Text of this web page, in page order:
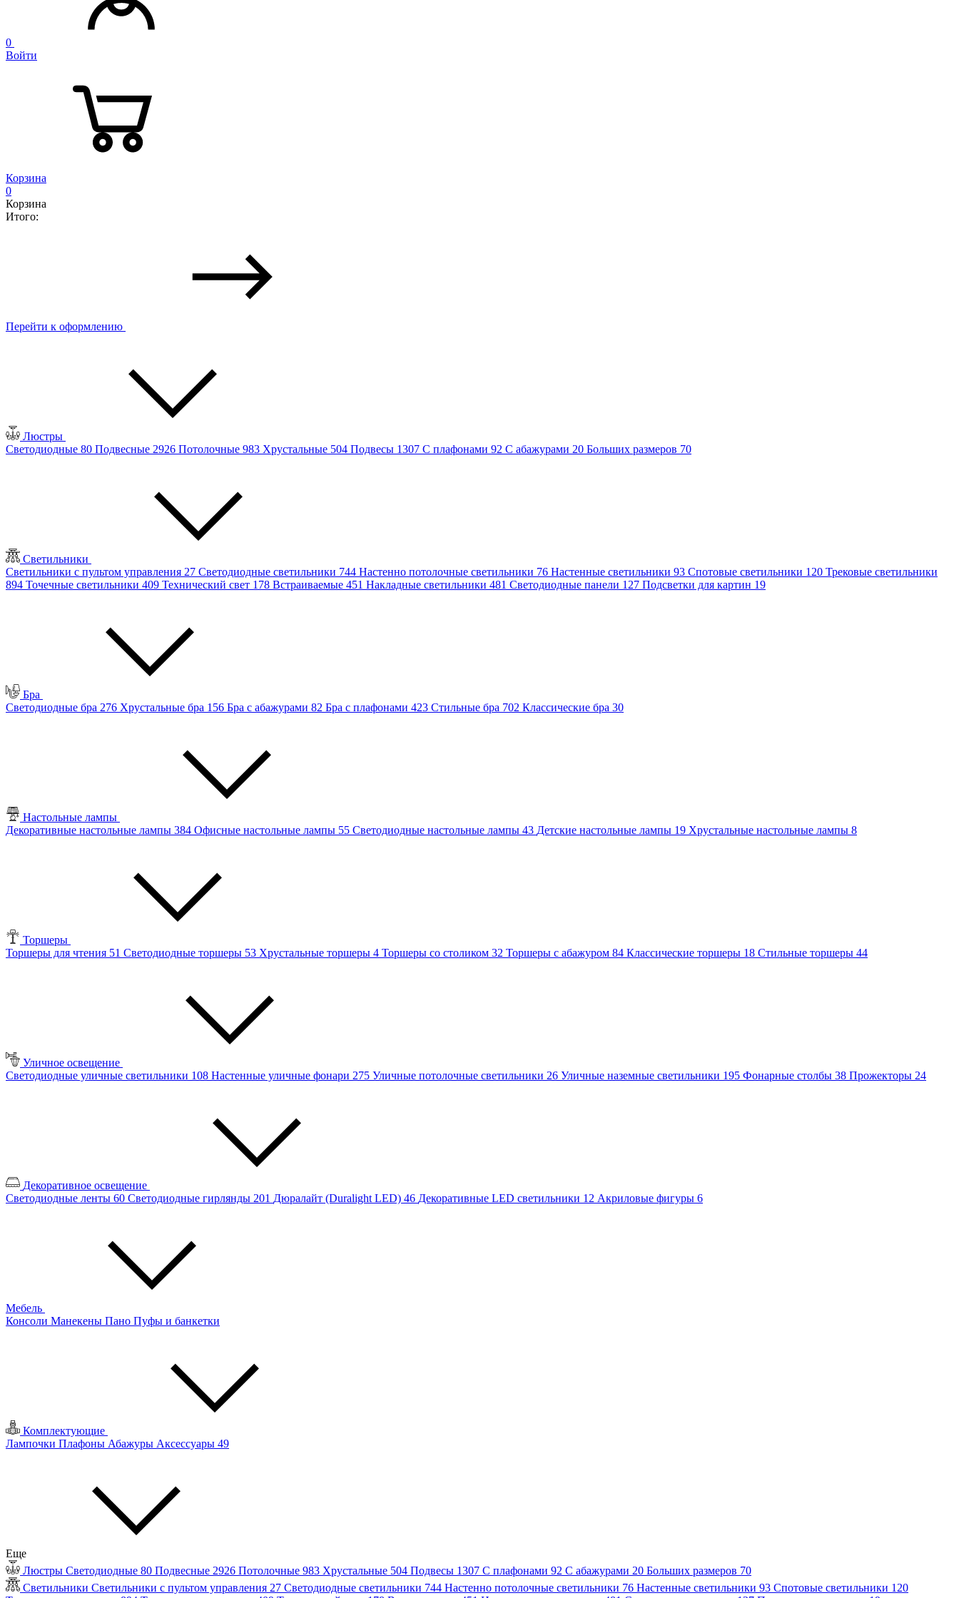
0
Войти
Корзина
0
Корзина
Итого:
Перейти к оформлению
Люстры
Светодиодные 80 Подвесные 2926 Потолочные 983 Хрустальные 504 Подвесы 1307 С плафонами 92 С абажурами 20 Больших размеров 70
Светильники
Светильники с пультом управления 27 Светодиодные светильники 744 Настенно потолочные светильники 76 Настенные светильники 93 Спотовые светильники 120 Трековые светильники
894 Точечные светильники 409 Технический свет 178 Встраиваемые 451 Накладные светильники 481 Светодиодные панели 127 Подсветки для картин 19
Бра
Светодиодные бра 276 Хрустальные бра 156 Бра с абажурами 82 Бра с плафонами 423 Стильные бра 702 Классические бра 30
Настольные лампы
Декоративные настольные лампы 384 Офисные настольные лампы 55 Светодиодные настольные лампы 43 Детские настольные лампы 19 Хрустальные настольные лампы 8
Торшеры
Торшеры для чтения 51 Светодиодные торшеры 53 Хрустальные торшеры 4 Торшеры со столиком 32 Торшеры с абажуром 84 Классические торшеры 18 Стильные торшеры 44
Уличное освещение
Светодиодные уличные светильники 108 Настенные уличные фонари 275 Уличные потолочные светильники 26 Уличные наземные светильники 195 Фонарные столбы 38 Прожекторы 24
Декоративное освещение
Светодиодные ленты 60 Светодиодные гирлянды 201 Дюралайт (Duralight LED) 46 Декоративные LED светильники 12 Акриловые фигуры 6
Мебель
Консоли Манекены Пано Пуфы и банкетки
Комплектующие
Лампочки Плафоны Абажуры Аксессуары 49
Еще
Люстры Светодиодные 80 Подвесные 2926 Потолочные 983 Хрустальные 504 Подвесы 1307 С плафонами 92 С абажурами 20 Больших размеров 70
Светильники Светильники с пультом управления 27 Светодиодные светильники 744 Настенно потолочные светильники 76 Настенные светильники 93 Спотовые светильники 120